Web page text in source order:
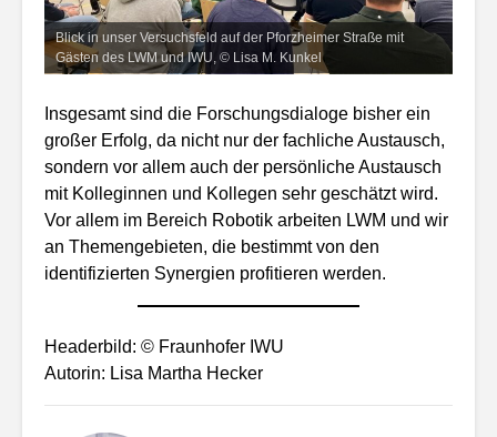
Blick in unser Versuchsfeld auf der Pforzheimer Straße mit
Gästen des LWM und IWU, © Lisa M. Kunkel
Insgesamt sind die Forschungsdialoge bisher ein
großer Erfolg, da nicht nur der fachliche Austausch,
sondern vor allem auch der persönliche Austausch
mit Kolleginnen und Kollegen sehr geschätzt wird.
Vor allem im Bereich Robotik arbeiten LWM und wir
an Themengebieten, die bestimmt von den
identifizierten Synergien profitieren werden.
Headerbild: © Fraunhofer IWU
Autorin: Lisa Martha Hecker